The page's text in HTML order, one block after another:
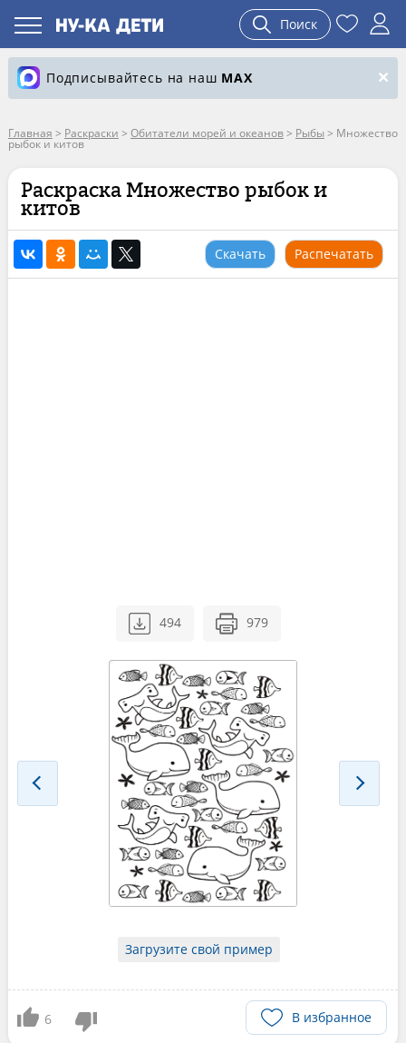
Поиск
Подписывайтесь на наш MAX
Главная > Раскраски > Обитатели морей и океанов> Рыбы > Множество
рыбок и китов
Раскраска Множество рыбок и
китов
Скачать Распечатать
494 979
Загрузите свой пример
6 В избранное